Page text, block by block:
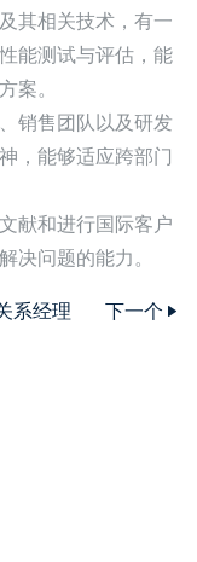
其相关技术，有一
能测试与评估，能
案。
销售团队以及研发
，能够适应跨部门
献和进行国际客户
决问题的能力。
系经理 下一个